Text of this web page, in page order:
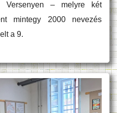
Versenyen – melyre két
mintegy 2000 nevezés
a 9.